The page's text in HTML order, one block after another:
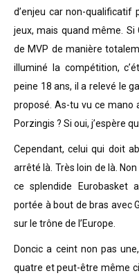
d’enjeu car non-qualificatif
jeux, mais quand même.
de MVP de manière
illuminé la compétition,
peine 18 ans, il a relevé le
proposé. As-tu vu ce mano
Porzingis ? Si oui, j’espère
Cependant, celui qui doit
arrêté là. Très loin de là.
ce splendide Eurobasket
portée à bout de bras avec
sur le trône de l’Europe.
Doncic a ceint non pas
quatre et peut-être même